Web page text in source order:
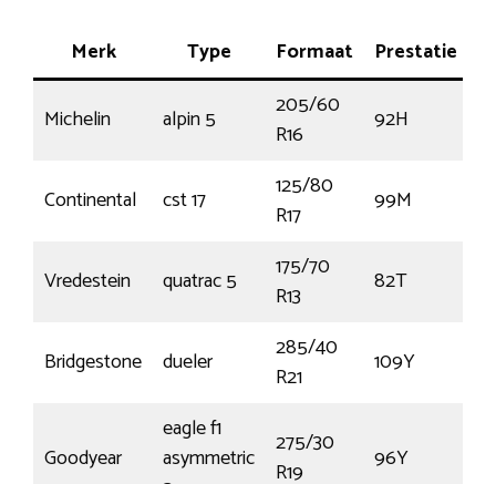
Merk Type Formaat Prestatie
Michelin alpin 5
205/60
R16
92H
Continental cst 17
125/80
R17
99M
Vredestein quatrac 5
175/70
R13
82T
Bridgestone dueler
285/40
R21
109Y
Goodyear
eagle f1
asymmetric
275/30
R19
96Y